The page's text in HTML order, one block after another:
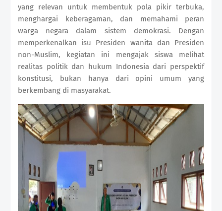
yang relevan untuk membentuk pola pikir terbuka,
menghargai keberagaman, dan memahami peran
warga negara dalam sistem demokrasi. Dengan
memperkenalkan isu Presiden wanita dan Presiden
non-Muslim, kegiatan ini mengajak siswa melihat
realitas politik dan hukum Indonesia dari perspektif
konstitusi, bukan hanya dari opini umum yang
berkembang di masyarakat.